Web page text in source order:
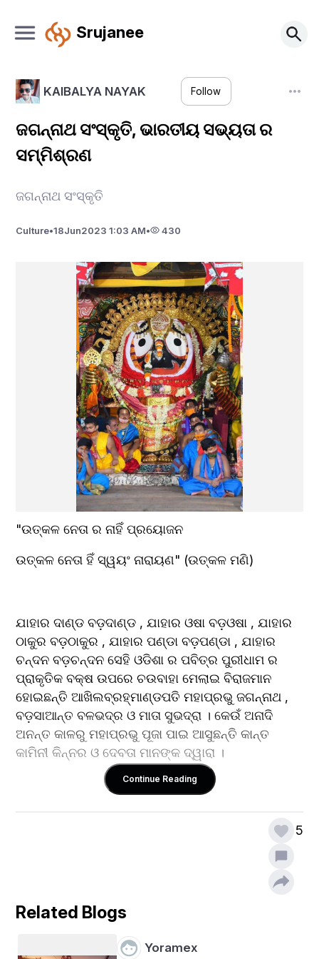
Srujanee
KAIBALYA NAYAK Follow
ଜଗନ୍ନାଥ ସଂସ୍କୃତି, ଭାରତୀୟ ସଭ୍ୟତା ର
ସମ୍ମିଶ୍ରଣ
ଜଗନ୍ନାଥ ସଂସ୍କୃତି
Culture•18Jun2023 1:03 AM• 430
"ଉତ୍କଳ ନେତା ର ନାହିଁ ପ୍ରୟୋଜନ
ଉତ୍କଳ ନେତା ହିଁ ସ୍ୱୟଂ ନାରାୟଣ" (ଉତ୍କଳ ମଣି)
ଯାହାର ଦାଣ୍ଡ ବଡ଼ଦାଣ୍ଡ , ଯାହାର ଓଷା ବଡ଼ଓଷା
ଠାକୁର ବଡ଼ଠାକୁର , ଯାହାର ପଣ୍ଡା ବଡ଼ପଣ୍ଡା
ଚନ୍ଦନ ବଡ଼ଚନ୍ଦନ ସେହି ଓଡିଶା ର ପବିତ୍ର ପୁରୀଧାମ
ପ୍ରାକୃତିକ ବକ୍ଷ ଉପରେ ଚଉବାହା ମେଲାଇ ବିରାଜମାନ
ହୋଇଛନ୍ତି ଆଖିଲବ୍ରହ୍ମାଣ୍ଡପତି ମହାପ୍ରଭୁ ଜଗନ୍ନାଥ ,
ବଡ଼ସାଆନ୍ତ ବଳଭଦ୍ର ଓ ମାତା ସୁଭଦ୍ରା । କେଉଁ ଅନାଦି
ଅନନ୍ତ କାଳରୁ ମହାପ୍ରଭୁ ପୂଜା ପାଇ ଆସୁଛନ୍ତି କାନ୍ତ
କାମିନୀ କିନ୍ନର ଓ ଦେବତା ମାନଙ୍କ ଦ୍ୱାରା ।
ମତାବଲମ୍ବୀ
ପ୍ରଚଳିତ ବିଶ୍ୱାସ ରେ ଆଦିମ ସଭ୍ୟତା କୁ ପ୍ରଥମ ମାନ୍ୟତା
Continue Reading
5
Related Blogs
Yoramex